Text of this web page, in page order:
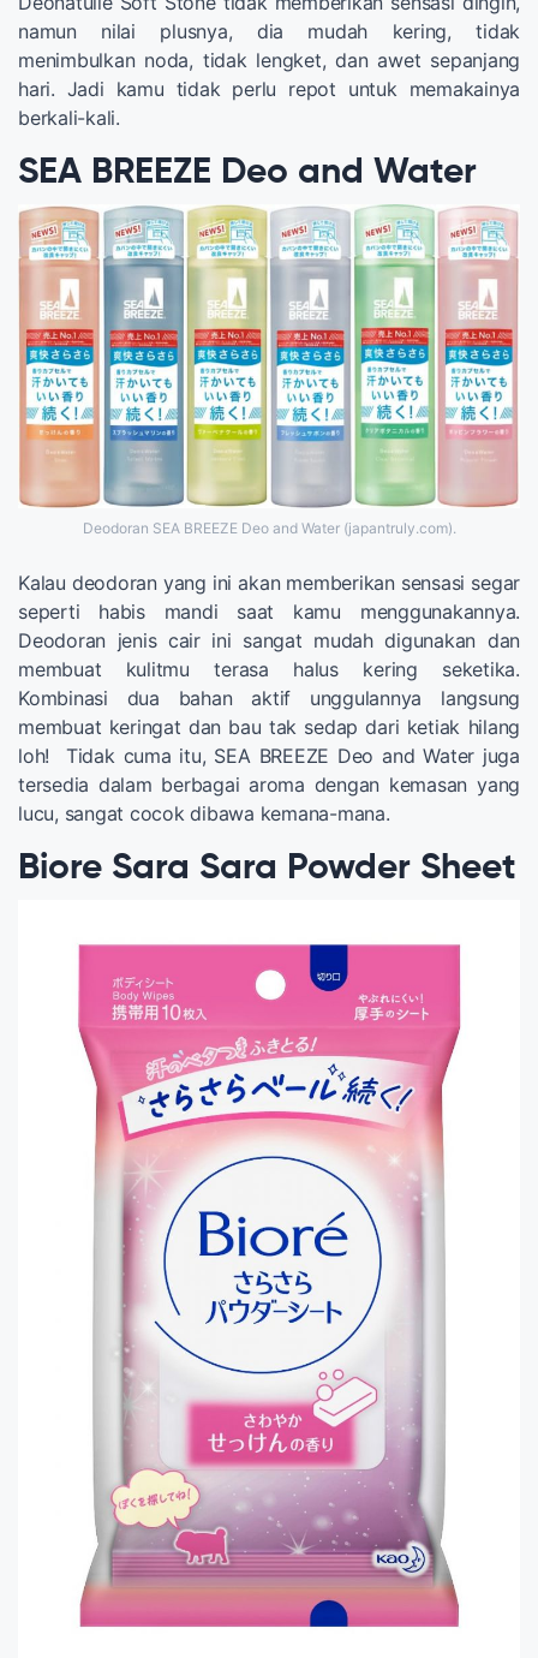
namun nilai plusnya, dia mudah kering, tidak
menimbulkan noda, tidak lengket, dan awet sepanjang
hari. Jadi kamu tidak perlu repot untuk memakainya
berkali-kali.
SEA BREEZE Deo and Water
Deodoran SEA BREEZE Deo and Water (japantruly.com).
Kalau deodoran yang ini akan memberikan sensasi segar
seperti habis mandi saat kamu menggunakannya.
Deodoran jenis cair ini sangat mudah digunakan dan
membuat kulitmu terasa halus kering seketika.
Kombinasi dua bahan aktif unggulannya langsung
membuat keringat dan bau tak sedap dari ketiak hilang
loh! Tidak cuma itu, SEA BREEZE Deo and Water juga
tersedia dalam berbagai aroma dengan kemasan yang
lucu, sangat cocok dibawa kemana-mana.
Biore Sara Sara Powder Sheet